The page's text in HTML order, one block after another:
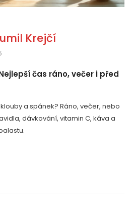
Krejčí
čas ráno, večer i před
a spánek? Ráno, večer, nebo
dávkování, vitamin C, káva a